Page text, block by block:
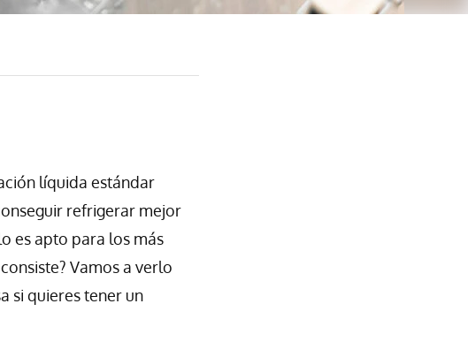
líquida estándar
refrigerar mejor
es apto para los más
consiste? Vamos a verlo
si quieres tener un